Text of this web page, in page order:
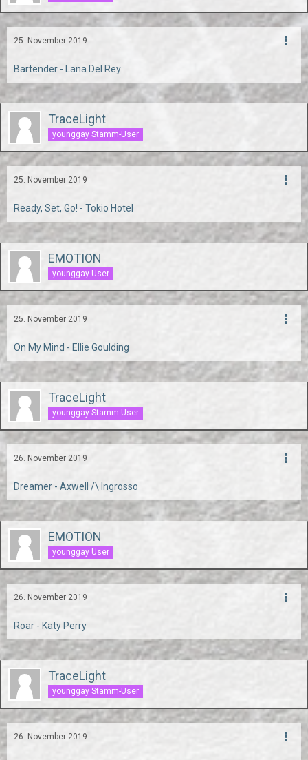
25. November 2019
Bartender - Lana Del Rey
TraceLight
younggay Stamm-User
25. November 2019
Ready, Set, Go! - Tokio Hotel
EMOTION
younggay User
25. November 2019
On My Mind - Ellie Goulding
TraceLight
younggay Stamm-User
26. November 2019
Dreamer - Axwell /\ Ingrosso
EMOTION
younggay User
26. November 2019
Roar - Katy Perry
TraceLight
younggay Stamm-User
26. November 2019